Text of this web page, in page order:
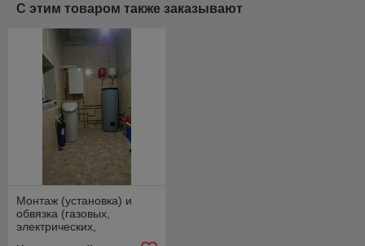
С этим товаром также заказывают
Монтаж (установка) и
обвязка (газовых,
электрических,